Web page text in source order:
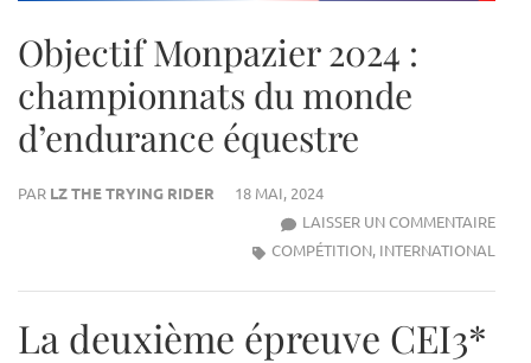
Objectif Monpazier 2024 :
championnats du monde
d’endurance équestre
PAR LZ THE TRYING RIDER
18 MAI, 2024
LAISSER UN COMMENTAIRE
COMPÉTITION, INTERNATIONAL
La deuxième épreuve CEI3*